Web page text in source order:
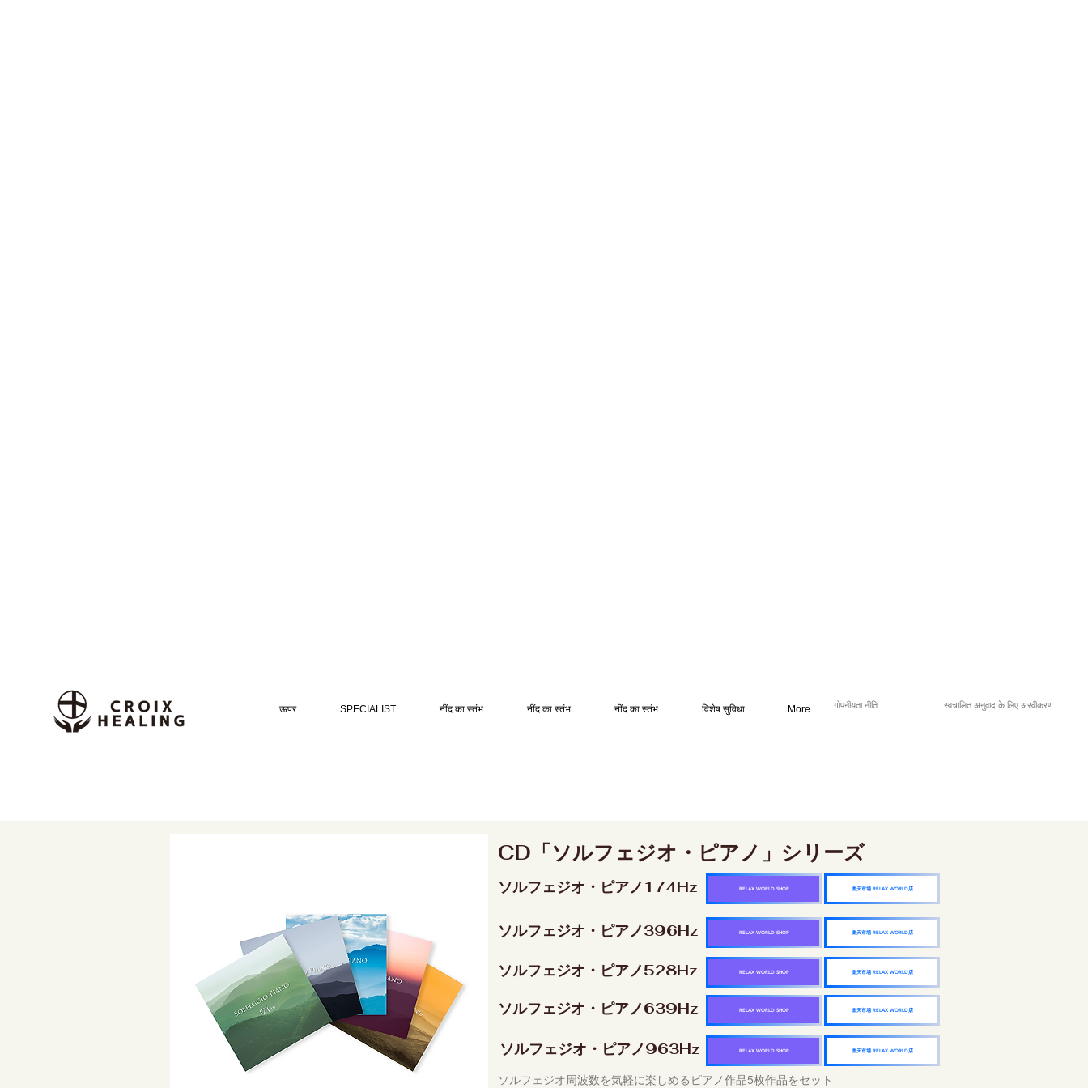
ऊपर SPECIALIST नींद का स्तंभ नींद का स्तंभ नींद का स्तंभ विशेष सुविधा More गोपनीयता नीति स्वचालित अनुवाद के लिए अस्वीकरण
CD「ソルフェジオ・ピアノ」シリーズ
ソルフェジオ・ピアノ174Hz 楽天市場 RELAX WORLD店
RELAX WORLD SHOP
ソルフェジオ・ピアノ396Hz 楽天市場 RELAX WORLD店
RELAX WORLD SHOP
ソルフェジオ・ピアノ528Hz 楽天市場 RELAX WORLD店
RELAX WORLD SHOP
ソルフェジオ・ピアノ639Hz 楽天市場 RELAX WORLD店
RELAX WORLD SHOP
ソルフェジオ・ピアノ963Hz 楽天市場 RELAX WORLD店
RELAX WORLD SHOP
ソルフェジオ周波数を気軽に楽しめるピアノ作品5枚作品をセット